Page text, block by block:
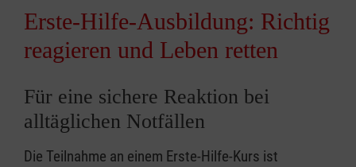
Erste-Hilfe-Ausbildung: Richtig
reagieren und Leben retten
Für eine sichere Reaktion bei
alltäglichen Notfällen
Die Teilnahme an einem Erste-Hilfe-Kurs ist